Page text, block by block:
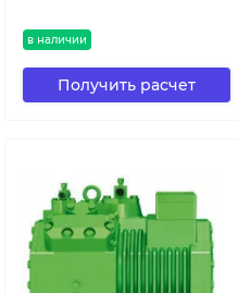
в наличии
Получить расчет